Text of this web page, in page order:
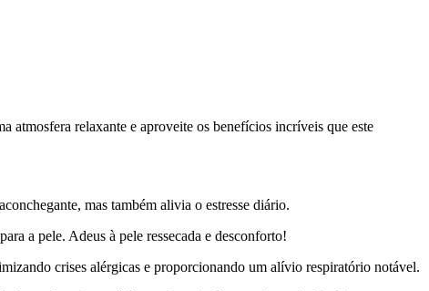
relaxante e aproveite os benefícios incríveis que este
mas também alivia o estresse diário.
a pele. Adeus à pele ressecada e desconforto!
crises alérgicas e proporcionando um alívio respiratório notável.